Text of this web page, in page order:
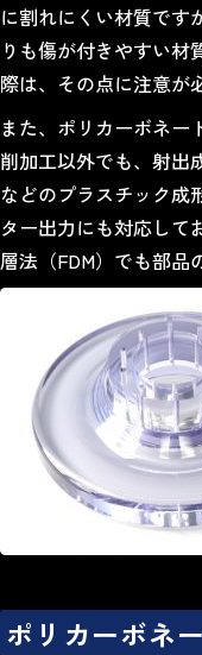
に割れにくい材質です
りも傷が付きやすい材
際は、その点に注意が
また、ポリカーボネー
削加工以外でも、射出
などのプラスチック成
ター出力にも対応して
層法（FDM）でも部品
ポリカーボネ